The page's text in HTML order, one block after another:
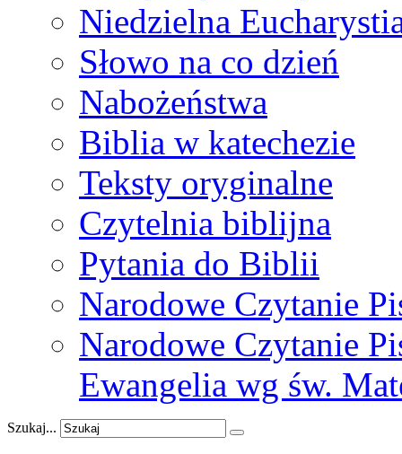
Niedzielna
Słowo na co dzień
Nabożeństwa
Biblia w katechezie
Teksty oryginalne
Czytelnia biblijna
Pytania do Biblii
Narodowe Czytanie
Narodowe Czytanie
Ewangelia wg św.
Szukaj...